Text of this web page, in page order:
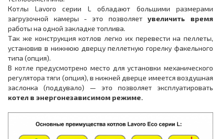
Котлы Lavoro серии L обладают большими размерами
загрузочной камеры - это позволяетувеличить время
работы на одной закладке топлива.
Так же конструкция котлов легко их перевести на пеллеты,
установив в нижнюю дверцу пеллетную горелку факельного
типа (опция).
В котле предусмотрено место для установки механического
регулятора тяги (опция), в нижней дверце имеется воздушная
заслонка (поддувало) — это позволяет эксплуатировать
котел в энергонезависимом режиме.